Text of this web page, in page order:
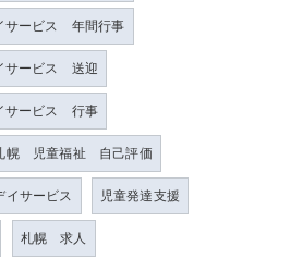
ービス 年間行事
サービス 送迎
サービス 行事
幌 児童福祉 自己評価
イサービス 児童発達支援
札幌 求人